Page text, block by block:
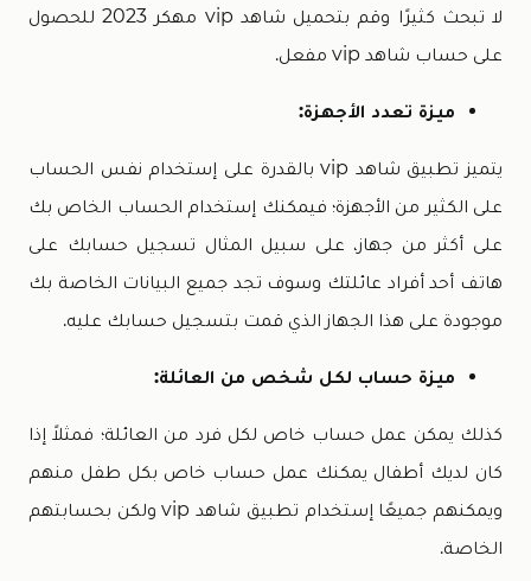
لا تبحث كثيرًا وقم بتحميل شاهد vip مهكر 2023 للحصول
على حساب شاهد vip مفعل.
ميزة تعدد الأجهزة:
يتميز تطبيق شاهد vip بالقدرة على إستخدام نفس الحساب
على الكثير من الأجهزة؛ فيمكنك إستخدام الحساب الخاص بك
على أكثر من جهاز، على سبيل المثال تسجيل حسابك على
هاتف أحد أفراد عائلتك وسوف تجد جميع البيانات الخاصة بك
موجودة على هذا الجهاز الذي قمت بتسجيل حسابك عليه.
ميزة حساب لكل شخص من العائلة:
كذلك يمكن عمل حساب خاص لكل فرد من العائلة؛ فمثلاً إذا
كان لديك أطفال يمكنك عمل حساب خاص بكل طفل منهم
ويمكنهم جميعًا إستخدام تطبيق شاهد vip ولكن بحسابتهم
الخاصة.